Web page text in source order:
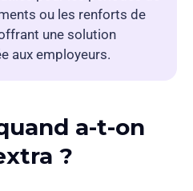
ou les renforts de
une solution
aux employeurs.
a-t-on
?